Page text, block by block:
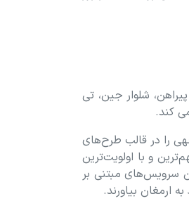
شلوار جین، تی
کند.
را در قالب طرح‌های
و با اولویت‌ترین
سرویس‏‌های مبتنی بر
ارمغان بیاورند.